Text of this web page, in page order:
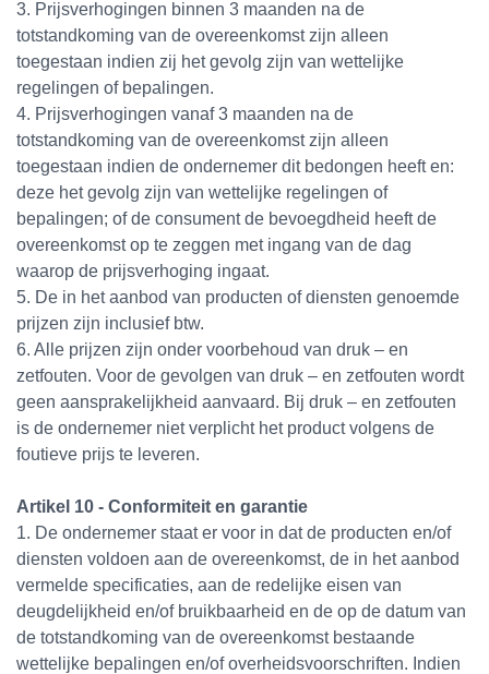
3. Prijsverhogingen binnen 3 maanden na de
totstandkoming van de overeenkomst zijn alleen
toegestaan indien zij het gevolg zijn van wettelijke
regelingen of bepalingen.
4. Prijsverhogingen vanaf 3 maanden na de
totstandkoming van de overeenkomst zijn alleen
toegestaan indien de ondernemer dit bedongen heeft en:
deze het gevolg zijn van wettelijke regelingen of
bepalingen; of de consument de bevoegdheid heeft de
overeenkomst op te zeggen met ingang van de dag
waarop de prijsverhoging ingaat.
5. De in het aanbod van producten of diensten genoemde
prijzen zijn inclusief btw.
6. Alle prijzen zijn onder voorbehoud van druk – en
zetfouten. Voor de gevolgen van druk – en zetfouten wordt
geen aansprakelijkheid aanvaard. Bij druk – en zetfouten
is de ondernemer niet verplicht het product volgens de
foutieve prijs te leveren.
Artikel 10 - Conformiteit en garantie
1. De ondernemer staat er voor in dat de producten en/of
diensten voldoen aan de overeenkomst, de in het aanbod
vermelde specificaties, aan de redelijke eisen van
deugdelijkheid en/of bruikbaarheid en de op de datum van
de totstandkoming van de overeenkomst bestaande
wettelijke bepalingen en/of overheidsvoorschriften. Indien